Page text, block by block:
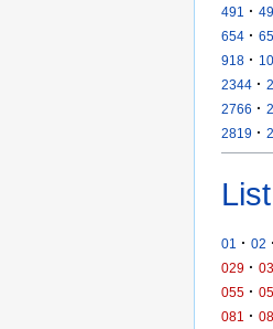
491
·
654 ·
918 ·
2344 ·
2766 ·
2819 ·
01 · 02 ·
029 ·
055 ·
081
·